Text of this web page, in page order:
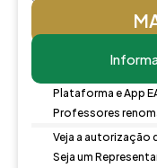
Plataforma e App
Professores
Veja a autorização
Seja um